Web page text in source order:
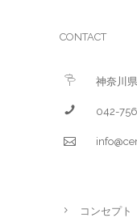
CONTACT
神奈川
042-
コンセプト